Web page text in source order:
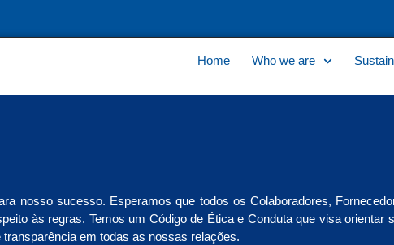
Home Who we are
nosso sucesso. Esperamos que todos os Colaboradores,
às regras. Temos um Código de Ética e Conduta que visa
em todas as nossas relações.